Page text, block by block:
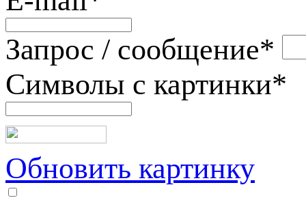
Запрос / сообщение*
Символы с картинки*
Обновить картинку